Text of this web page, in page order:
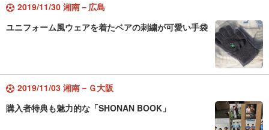
2019/11/30 湘南－広島
ユニフォーム風ウェアを着たベアの刺繍が可愛い手袋
2019/11/03 湘南－Ｇ大阪
購入者特典も魅力的な「SHONAN BOOK」